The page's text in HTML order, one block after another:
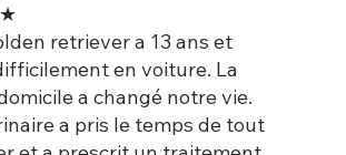
retriever a 13 ans et
en voiture. La
a changé notre vie.
a pris le temps de tout